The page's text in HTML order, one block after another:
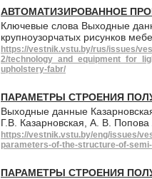
АВТОМАТИЗИРОВАННОЕ
Ключевые слова Выходные
крупноузорчатых рисунков
https://vestnik.vstu.by/rus/issues/
2/
upholstery-fabr/
ПАРАМЕТРЫ СТРОЕНИЯ
Выходные данные
Г.В. Казарновская, А. В. Попова
https://vestnik.vstu.by/eng/issues/
parameters-of-the-structure-of-
ПАРАМЕТРЫ СТРОЕНИЯ